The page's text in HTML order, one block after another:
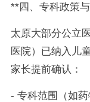
**四、专科政策
太原大部分公立
医院）已纳入儿
家长提前确认：
- 专科范围（如药